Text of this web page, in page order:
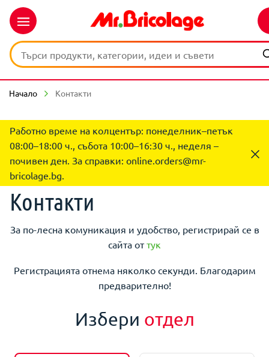
Начало Контакти
Работно време на колцентър: понеделник–петък
08:00–18:00 ч., събота 10:00–16:30 ч., неделя –
почивен ден. За справки: online.orders@mr-
bricolage.bg.
Контакти
За по-лесна комуникация и удобство, регистрирай се в
сайта оттук
Регистрацията отнема няколко секунди. Благодарим
предварително!
Избери отдел